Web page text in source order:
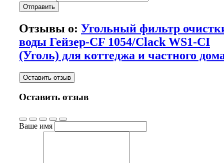
Отправить
Отзывы о: Угольный фильтр
воды Гейзер-CF 1054/Clack WS1-CI
(Уголь) для коттеджа и частного
Оставить отзыв
Оставить отзыв
Ваше имя